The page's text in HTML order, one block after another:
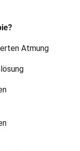
Atmung